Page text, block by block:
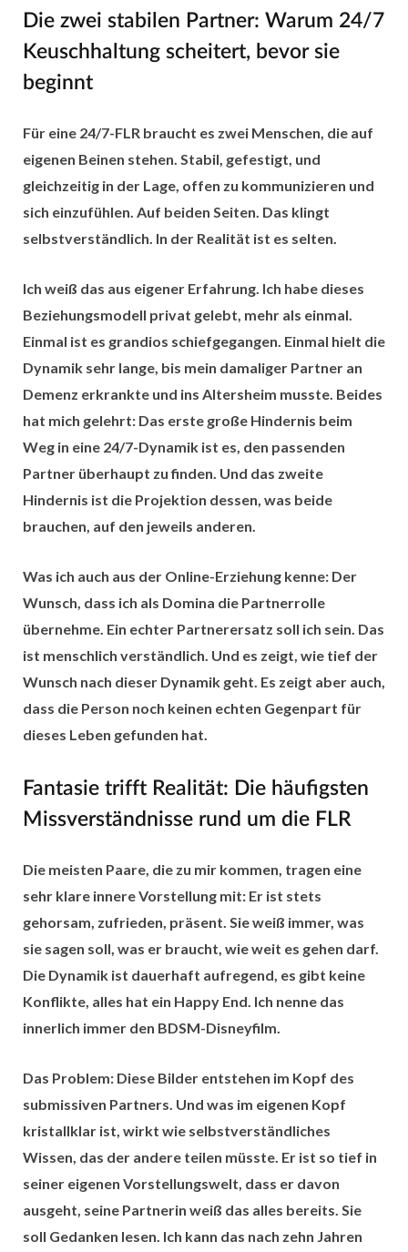
Die zwei stabilen Partner: Warum 24/7
Keuschhaltung scheitert, bevor sie
beginnt
Für eine 24/7-FLR braucht es zwei Menschen, die auf
eigenen Beinen stehen. Stabil, gefestigt, und
gleichzeitig in der Lage, offen zu kommunizieren und
sich einzufühlen. Auf beiden Seiten. Das klingt
selbstverständlich. In der Realität ist es selten.
Ich weiß das aus eigener Erfahrung. Ich habe dieses
Beziehungsmodell privat gelebt, mehr als einmal.
Einmal ist es grandios schiefgegangen. Einmal hielt die
Dynamik sehr lange, bis mein damaliger Partner an
Demenz erkrankte und ins Altersheim musste. Beides
hat mich gelehrt: Das erste große Hindernis beim
Weg in eine 24/7-Dynamik ist es, den passenden
Partner überhaupt zu finden. Und das zweite
Hindernis ist die Projektion dessen, was beide
brauchen, auf den jeweils anderen.
Was ich auch aus der Online-Erziehung kenne: Der
Wunsch, dass ich als Domina die Partnerrolle
übernehme. Ein echter Partnerersatz soll ich sein. Das
ist menschlich verständlich. Und es zeigt, wie tief der
Wunsch nach dieser Dynamik geht. Es zeigt aber auch,
dass die Person noch keinen echten Gegenpart für
dieses Leben gefunden hat.
Fantasie trifft Realität: Die häufigsten
Missverständnisse rund um die FLR
Die meisten Paare, die zu mir kommen, tragen eine
sehr klare innere Vorstellung mit: Er ist stets
gehorsam, zufrieden, präsent. Sie weiß immer, was
sie sagen soll, was er braucht, wie weit es gehen darf.
Die Dynamik ist dauerhaft aufregend, es gibt keine
Konflikte, alles hat ein Happy End. Ich nenne das
innerlich immer den BDSM-Disneyfilm.
Das Problem: Diese Bilder entstehen im Kopf des
submissiven Partners. Und was im eigenen Kopf
kristallklar ist, wirkt wie selbstverständliches
Wissen, das der andere teilen müsste. Er ist so tief in
seiner eigenen Vorstellungswelt, dass er davon
ausgeht, seine Partnerin weiß das alles bereits. Sie
soll Gedanken lesen. Ich kann das nach zehn Jahren